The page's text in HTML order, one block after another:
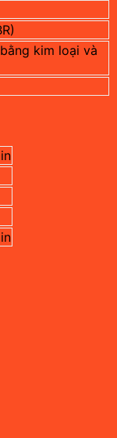
kim loại và